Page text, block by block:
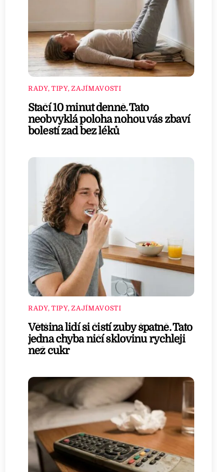
RADY, TIPY, ZAJÍMAVOSTI
Stačí 10 minut denně. Tato
neobvyklá poloha nohou vás zbaví
bolestí zad bez léků
RADY, TIPY, ZAJÍMAVOSTI
Většina lidí si čistí zuby špatně. Tato
jedna chyba ničí sklovinu rychleji
než cukr